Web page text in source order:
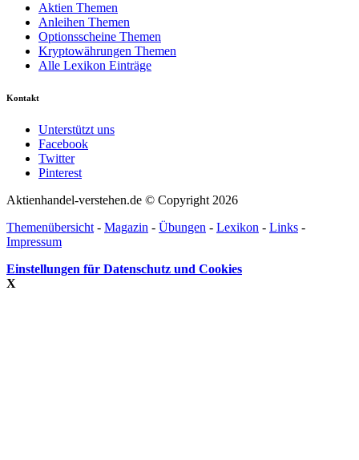
Aktien Themen
Anleihen Themen
Optionsscheine Themen
Kryptowährungen Themen
Alle Lexikon Einträge
Kontakt
Unterstützt uns
Facebook
Twitter
Pinterest
Aktienhandel-verstehen.de © Copyright 2026
Themenübersicht - Magazin - Übungen - Lexikon - Links -
Impressum
Einstellungen für Datenschutz und Cookies
X